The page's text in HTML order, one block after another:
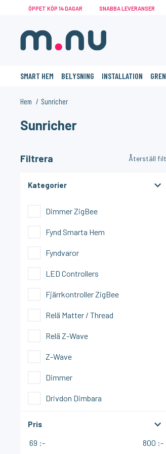
ÖPPET KÖP 14 DAGAR SNABBA LEVERANSER
SMART HEM BELYSNING INSTALLATION
Hem Sunricher
KANSKE NÅGON AV DESSA PRODUKTER
SONOFF
159:-
Sunricher
Filtrera Återställ
Kategorier
Dimmer ZigBee
Fynd Smarta Hem
Fyndvaror
LED Controllers
Fjärrkontroller ZigBee
Relä Matter / Thread
Relä Z-Wave
Z-Wave
Dimmer
Drivdon Dimbara
Pris
69 :- 800 :-